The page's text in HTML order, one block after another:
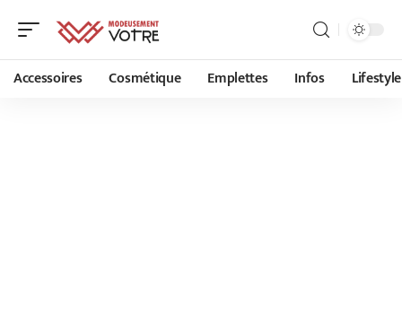
Accessoires Cosmétique Emplettes Infos Lifestyle